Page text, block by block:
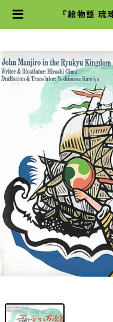
『絵物語 琉